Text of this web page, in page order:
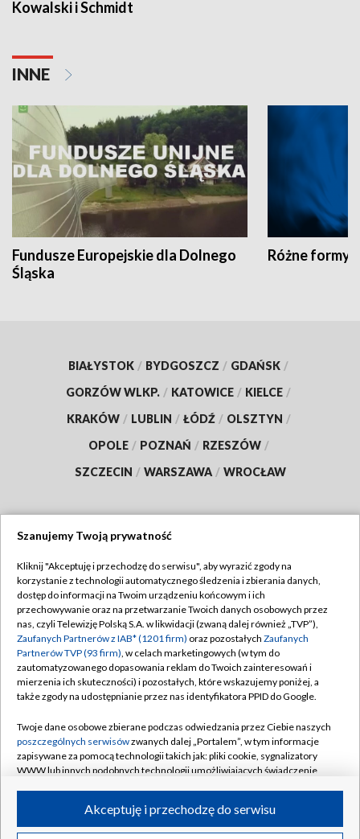
Kowalski i Schmidt
INNE
Fundusze Europejskie dla Dolnego
Śląska
Różne formy
BIAŁYSTOK / BYDGOSZCZ / GDAŃSK /
GORZÓW WLKP. / KATOWICE / KIELCE /
KRAKÓW / LUBLIN / ŁÓDŹ / OLSZTYN /
OPOLE / POZNAŃ / RZESZÓW /
SZCZECIN / WARSZAWA / WROCŁAW
TVP
Abonament TVP
Emisja w TVP
Centrum informacji TVP
Naziemna Telewizja Cyfrowa
Rada Programowa
System NOS
Informacje o nadawcy
Program dla prasy
Regulamin TVP
Polityka prywatności
Moje zgody
Pomoc
Kontakt
Kanały
©2026 Telewizja Polska S.A. w likwidacji
Szanujemy Twoją prywatność
Kliknij "Akceptuję i przechodzę do serwisu", aby wyrazić zgody na
korzystanie z technologii automatycznego śledzenia i zbierania danych,
dostęp do informacji na Twoim urządzeniu końcowym i ich
przechowywanie oraz na przetwarzanie Twoich danych osobowych przez
nas, czyli Telewizję Polską S.A. w likwidacji (zwaną dalej również „TVP”),
Zaufanych Partnerów z IAB* (1201 firm) oraz pozostałych Zaufanych
Partnerów TVP (93 firm), w celach marketingowych (w tym do
zautomatyzowanego dopasowania reklam do Twoich zainteresowań i
mierzenia ich skuteczności) i pozostałych, które wskazujemy poniżej, a
także zgody na udostępnianie przez nas identyfikatora PPID do Google.
Twoje dane osobowe zbierane podczas odwiedzania przez Ciebie naszych
poszczególnych serwisówzwanych dalej „Portalem”, w tym informacje
zapisywane za pomocą technologii takich jak: pliki cookie, sygnalizatory
WWW lub innych podobnych technologii umożliwiających świadczenie
ruchu w Internecie.Akceptuję i przechodzę do serwisu